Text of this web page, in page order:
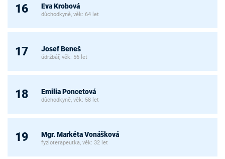
16 Eva Krobová
důchodkyně, věk: 64 let
17 Josef Beneš
údržbář, věk: 56 let
18 Emilia Poncetová
důchodkyně, věk: 58 let
19 Mgr. Markéta Vonášková
fyzioterapeutka, věk: 32 let